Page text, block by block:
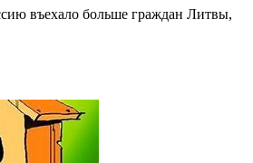
въехало больше граждан Литвы,